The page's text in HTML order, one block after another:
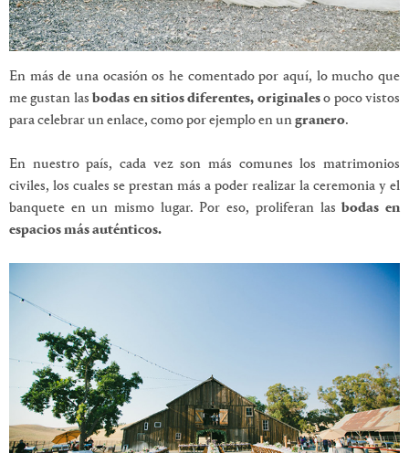
En más de una ocasión os he comentado por aquí, lo mucho que
me gustan lasbodas en sitios diferentes, originaleso poco vistos
para celebrar un enlace, como por ejemplo en ungranero.
En nuestro país, cada vez son más comunes los matrimonios
civiles, los cuales se prestan más a poder realizar la ceremonia y el
banquete en un mismo lugar. Por eso, proliferan lasbodas en
espacios más auténticos.